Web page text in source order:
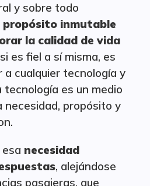
y sobre todo
propósito inmutable
la calidad de vida
es fiel a sí misma, es
a cualquier tecnología y
es un medio
necesidad, propósito y
necesidad
, alejándose
pasajeras, que